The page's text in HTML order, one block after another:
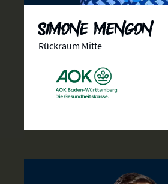
Simone Mengon
Rückraum Mitte